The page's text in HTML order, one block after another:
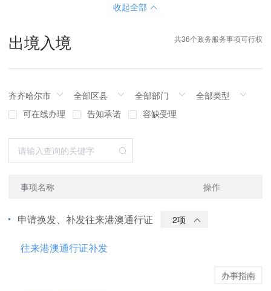
收起全部
出境入境 共36个政务服务事项可行权
可在线办理 告知承诺 容缺受理
事项名称 操作
申请换发、补发往来港澳通行证 2项
往来港澳通行证补发
办事指南